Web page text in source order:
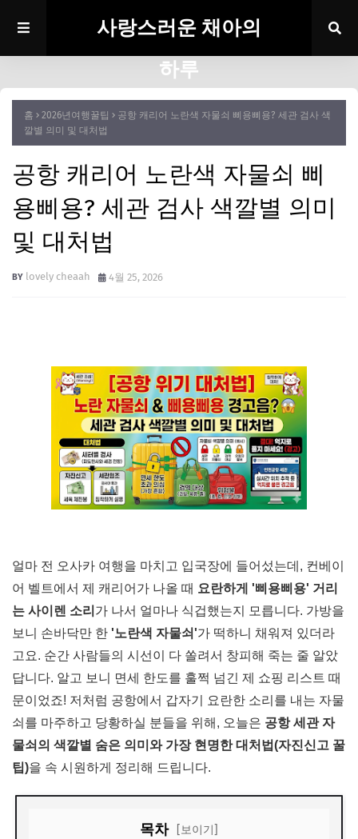
사랑스러운 채아의
하루
홈 2026년여행꿀팁
공항 캐리어 노란색 자물쇠 삐용삐용? 세관 검사 색
깔별 의미 및 대처법
공항 캐리어 노란색 자물쇠 삐
용삐용? 세관 검사 색깔별 의미
및 대처법
lovely cheaah 4월 25, 2026
얼마 전 오사카 여행을 마치고 입국장에 들어섰는데, 컨베이
어 벨트에서 제 캐리어가 나올 때 요란하게 '삐용삐용' 거리
는 사이렌 소리 가 나서 얼마나 식겁했는지 모릅니다. 가방을
보니 손바닥만 한 '노란색 자물쇠'가 떡하니 채워져 있더라
고요. 순간 사람들의 시선이 다 쏠려서 창피해 죽는 줄 알았
답니다. 알고 보니 면세 한도를 훌쩍 넘긴 제 쇼핑 리스트 때
문이었죠! 저처럼 공항에서 갑자기 요란한 소리를 내는 자물
쇠를 마주하고 당황하실 분들을 위해, 오늘은 공항 세관 자
물쇠의 색깔별 숨은 의미와 가장 현명한 대처법(자진신고 꿀
팁)을 속 시원하게 정리해 드립니다.
목차 [보이기]